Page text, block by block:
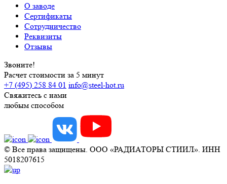
О заводе
Сертификаты
Сотрудничество
Реквизиты
Отзывы
Звоните!
Расчет стоимости за 5 минут
+7 (495) 258 84 01 info@steel-hot.ru
Свяжитесь с нами
любым способом
© Все права защищены. ООО «РАДИАТОРЫ СТИИЛ». ИНН
5018207615